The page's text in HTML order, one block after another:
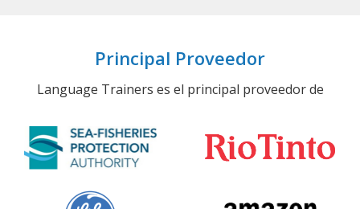
Principal Proveedor
Language Trainers es el principal proveedor de